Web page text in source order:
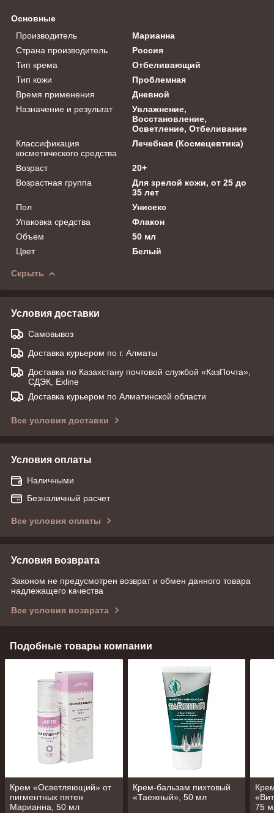
Основные
Производитель
Марианна
Страна производитель
Россия
Тип крема
Отбеливающий
Тип кожи
Проблемная
Время применения
Дневной
Назначение и результат
Увлажнение,
Восстановление,
Осветление, Отбеливание
Классификация
косметического средства
Лечебная (Космецевтика)
Возраст
20+
Возрастная группа
Для зрелой кожи, от 25 до
35 лет
Пол
Унисекс
Упаковка средства
Флакон
Объем
50 мл
Цвет
Белый
Скрыть
Условия доставки
Самовывоз
Доставка курьером по г. Алматы
Доставка по Казахстану почтовой службой «КазПочта»,
СДЭК, Exline
Доставка курьером по Алматинской области
Все условия доставки
Условия оплаты
Наличными
Безналичный расчет
Все условия оплаты
Условия возврата
Законом не предусмотрен возврат и обмен данного товара
надлежащего качества
Все условия возврата
Подобные товары компании
Крем «Осветляющий» от
пигментных пятен
Марианна, 50 мл
Крем-бальзам пихтовый
«Таежный», 50 мл
75